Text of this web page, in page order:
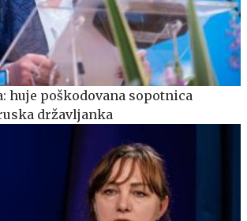
huje poškodovana sopotnica
državljanka